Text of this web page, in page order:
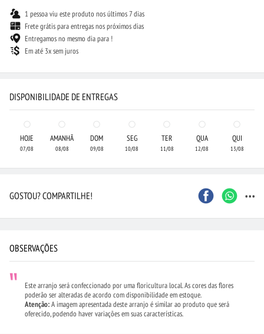
1 pessoa viu este produto nos últimos 7 dias
Frete grátis para entregas nos próximos dias
Entregamos no mesmo dia para !
Em até 3x sem juros
DISPONIBILIDADE DE ENTREGAS
HOJE
07/08
AMANHÃ
08/08
DOM
09/08
SEG
10/08
TER
11/08
QUA
12/08
QUI
13/08
GOSTOU? COMPARTILHE! ...
OBSERVAÇÕES
Este arranjo será confeccionado por uma floricultura local. As cores das flores
poderão ser alteradas de acordo com disponibilidade em estoque.
Atenção:A imagem apresentada deste arranjo é similar ao produto que será
oferecido, podendo haver variações em suas características.